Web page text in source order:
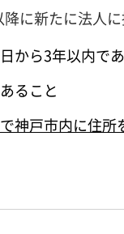
に新たに法人
から3年以内で
ること
神戸市内に住所